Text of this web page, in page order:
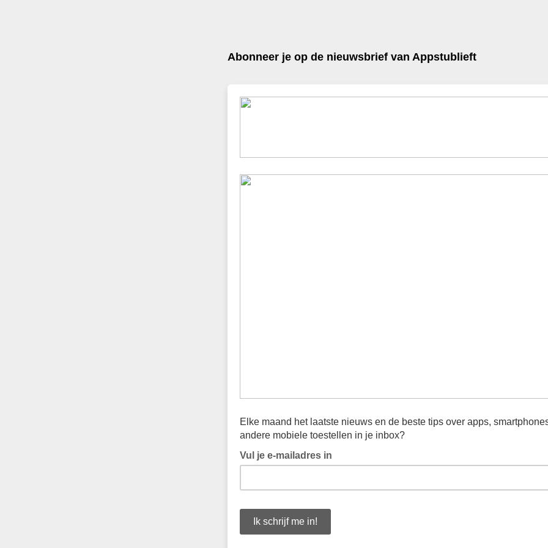
Abonneer je op de nieuwsbrief van Appstublieft
Elke maand het laatste nieuws en de beste tips over apps,
andere mobiele toestellen in je inbox?
Vul je e-mailadres in